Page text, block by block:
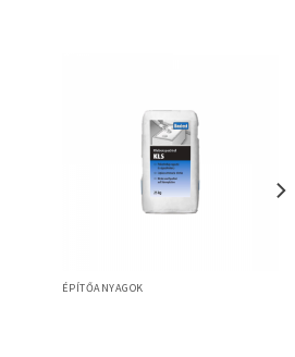
ÉPÍTŐANYAGOK